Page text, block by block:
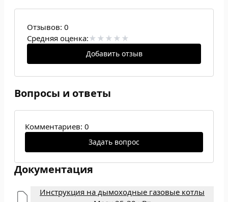
Отзывов: 0
Средняя оценка:
Добавить отзыв
Вопросы и ответы
Комментариев: 0
Задать вопрос
Документация
Инструкция на дымоходные газовые котлы